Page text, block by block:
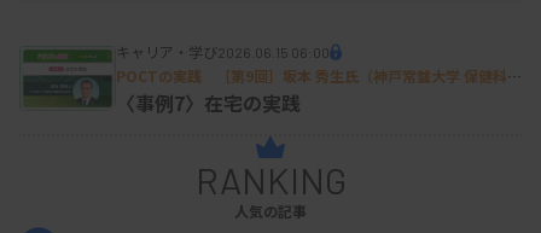
キャリア・学び2026.06.15 06:00
POCTの実践 ［第9回］坂本 秀生氏（神戸常盤大学 保健科学
部 医療検査学科）
〈事例7〉在宅の実践
RANKING
人気の記事